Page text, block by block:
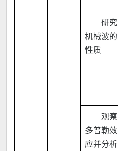
研究
机械波的
性质
观察
多普勒效
应并分析